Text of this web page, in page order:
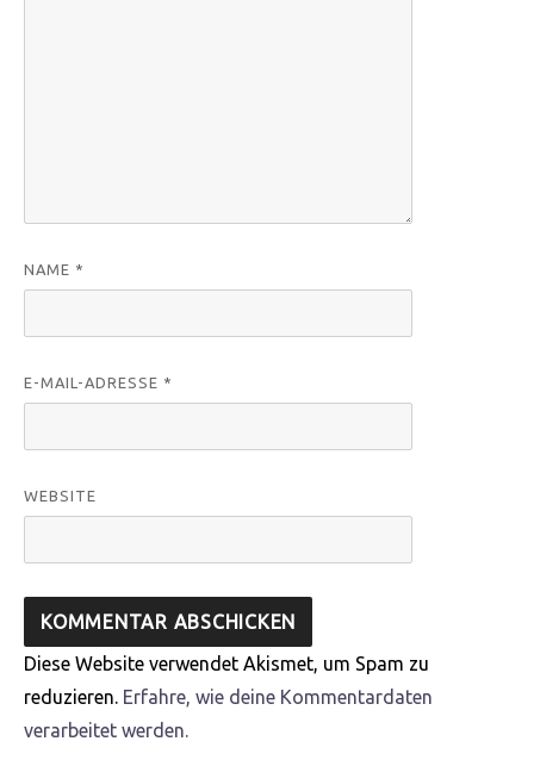
NAME *
E-MAIL-ADRESSE *
WEBSITE
Diese Website verwendet Akismet, um Spam zu
reduzieren. Erfahre, wie deine Kommentardaten
verarbeitet werden.